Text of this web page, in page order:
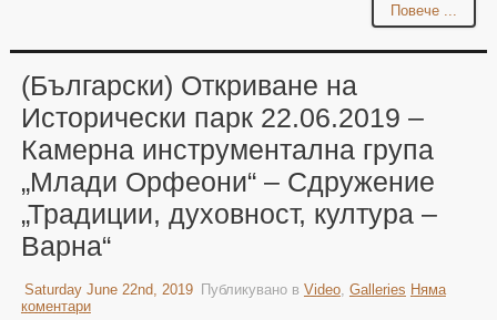
Повече ...
(Български) Откриване на
Исторически парк 22.06.2019 –
Камерна инструментална група
„Млади Орфеони“ – Сдружение
„Традиции, духовност, култура –
Варна“
Saturday June 22nd, 2019 Публикувано в Video, Galleries Няма
коментари